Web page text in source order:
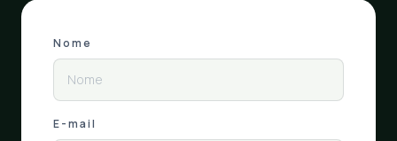
Nome
E-mail